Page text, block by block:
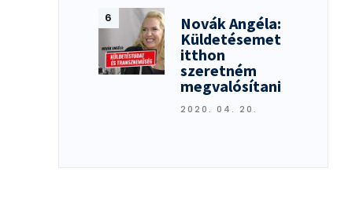
Novák Angéla:
Küldetésemet
itthon
szeretném
megvalósítani
2020. 04. 20.